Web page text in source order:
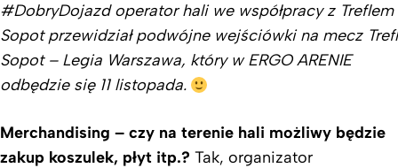
#DobryDojazd operator hali we współpracy z Treflem
Sopot przewidział podwójne wejściówki na mecz Trefl
Sopot – Legia Warszawa, który w ERGO ARENIE
odbędzie się 11 listopada.
Merchandising – czy na terenie hali możliwy będzie
zakup koszulek, płyt itp.? Tak, organizator